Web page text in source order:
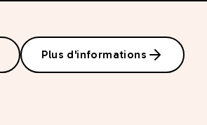
Plus d'informations